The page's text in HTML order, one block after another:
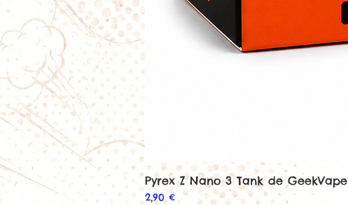
Pyrex Z Nano 3 Tank de GeekVape
Prix
2,90 €